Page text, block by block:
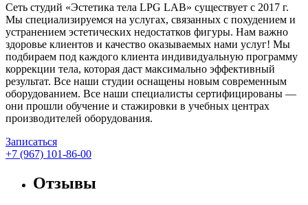
Сеть студий «Эстетика тела LPG LAB» существует с 2017 г.
Мы специализируемся на услугах, связанных с похудением и
устранением эстетических недостатков фигуры. Нам важно
здоровье клиентов и качество оказываемых нами услуг! Мы
подбираем под каждого клиента индивидуальную программу
коррекции тела, которая даст максимально эффективный
результат. Все наши студии оснащены новым современным
оборудованием. Все наши специалисты сертифицированы —
они прошли обучение и стажировки в учебных центрах
производителей оборудования.
Записаться
+7 (967) 101-86-00
Отзывы